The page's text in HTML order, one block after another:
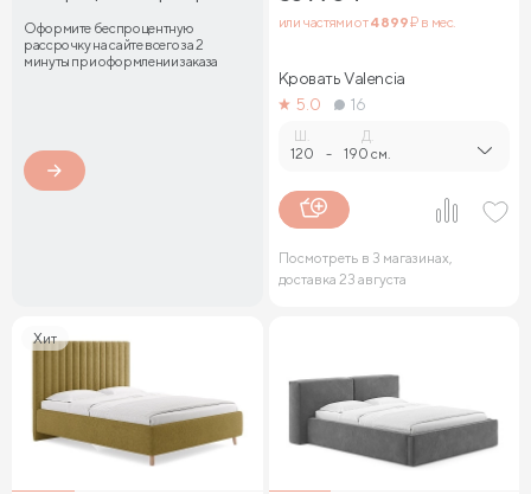
Оформите беспроцентную
рассрочку на сайте всего за 2
минуты при оформлении заказа
или частями от4 899₽ в мес.
Кровать Valencia
5.0
16
120 -
Д.
190 см.
Посмотреть в 3 магазинах,
доставка 23 августа
Хит